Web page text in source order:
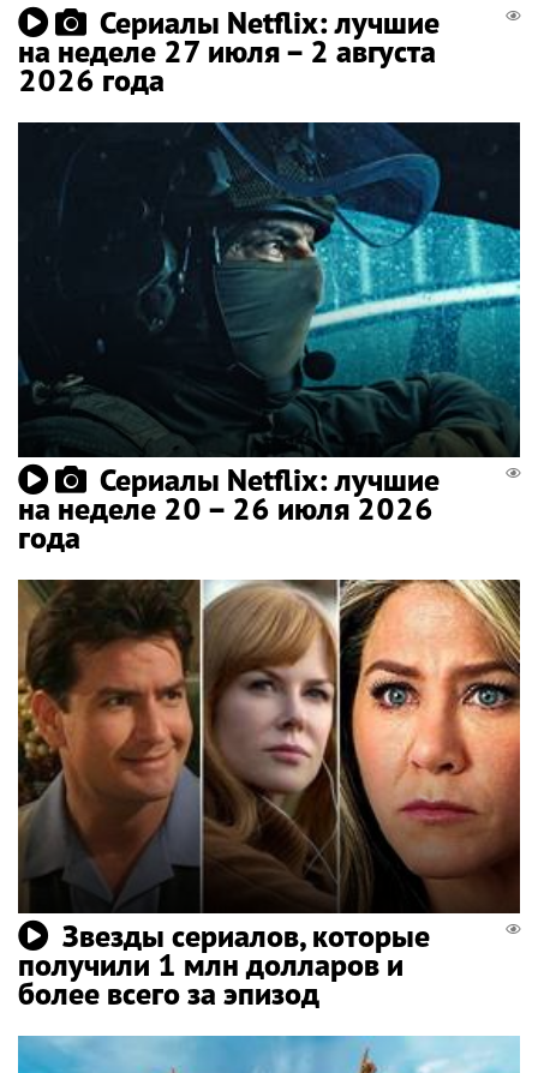
Сериалы Netflix: лучшие
на неделе 27 июля – 2 августа
2026 года
Сериалы Netflix: лучшие
на неделе 20 – 26 июля 2026
года
Звезды сериалов, которые
получили 1 млн долларов и
более всего за эпизод